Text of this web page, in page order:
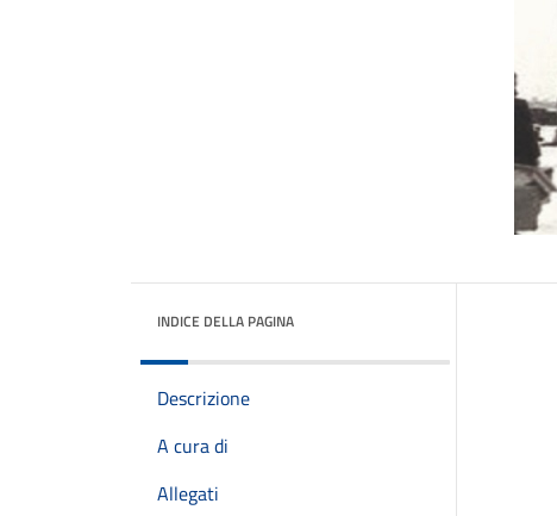
INDICE DELLA PAGINA
Descrizione
A cura di
Allegati